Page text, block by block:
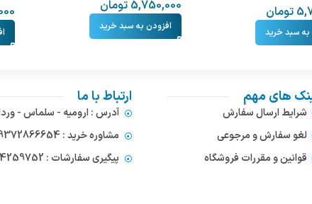
تومان
به سبد خرید
5,750,000 تومان
افزودن به سبد خرید
های مهم
شرایط ارسال سفارش
لغو سفارش و مرجوعی
قوانین و مقررات فروشگاه
ارتباط با ما
آدرس : ارومیه - سلماس -
مشاوره خرید : 09372866654
پیگیری سفارشات : 09904259752